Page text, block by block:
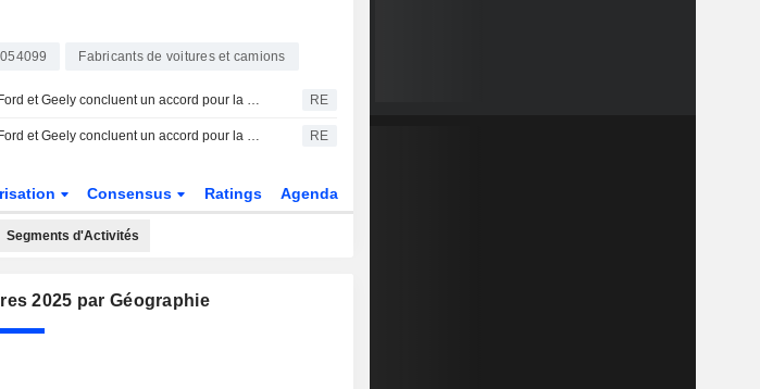
Fabricants de voitures et camions
Ford et Geely concluent un accord pour la production de véhicules électriques dans une usine espagnole, selon la presse RE
Ford et Geely concluent un accord pour la production de véhicules électriques dans l'usine espagnole, selon ABC RE
Consensus Ratings Agenda
Segments d'Activités
2025 par Géographie